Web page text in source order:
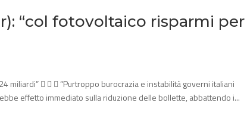
“col fotovoltaico risparmi per
miliardi”    “Purtroppo burocrazia e instabilità governi italiani
effetto immediato sulla riduzione delle bollette, abbattendo i...